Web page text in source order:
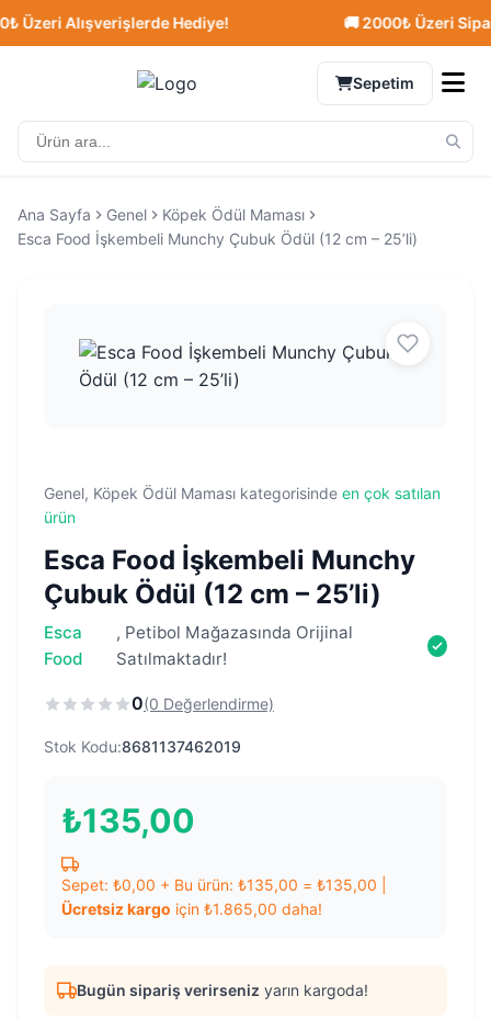
Alışverişlerde Hediye! 🚚 2000₺ Üzeri
Sepetim
Ana Sayfa Genel
Köpek Ödül Maması
Esca Food İşkembeli Munchy Çubuk Ödül (12 cm – 25’li)
Genel, Köpek Ödül Maması kategorisinde en çok satılan
ürün
Esca Food İşkembeli Munchy
Çubuk Ödül (12 cm – 25’li)
Esca
Food
, Petibol Mağazasında Orijinal
Satılmaktadır!
0(0 Değerlendirme)
Stok Kodu:8681137462019
₺135,00
Sepet: ₺0,00 + Bu ürün: ₺135,00 = ₺135,00
Ücretsiz kargo için ₺1.865,00 daha!
Bugün sipariş verirseniz yarın kargoda!